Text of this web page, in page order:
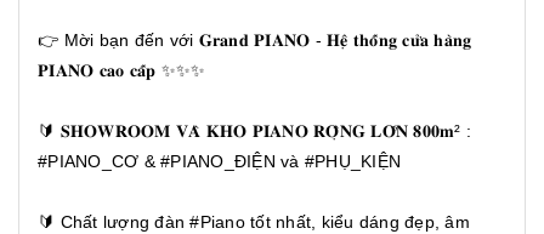
👉 Mời bạn đến với 𝐆𝐫𝐚𝐧𝐝 𝐏𝐈𝐀𝐍𝐎 - 𝐇𝐞̣̂ 𝐭𝐡𝐨̂́𝐧𝐠 𝐜𝐮̛̉𝐚 𝐡𝐚̀𝐧𝐠
𝐏𝐈𝐀𝐍𝐎 𝐜𝐚𝐨 𝐜𝐚̂́𝐩 ✨✨✨
🔰 𝐒𝐇𝐎𝐖𝐑𝐎𝐎𝐌 𝐕𝐀̀ 𝐊𝐇𝐎 𝐏𝐈𝐀𝐍𝐎 𝐑𝐎̣̂𝐍𝐆 𝐋𝐎̛́𝐍 𝟖𝟎𝟎𝐦² :
#PIANO_CƠ & #PIANO_ĐIỆN và #PHỤ_KIỆN
🔰 Chất lượng đàn #Piano tốt nhất, kiểu dáng đẹp, âm